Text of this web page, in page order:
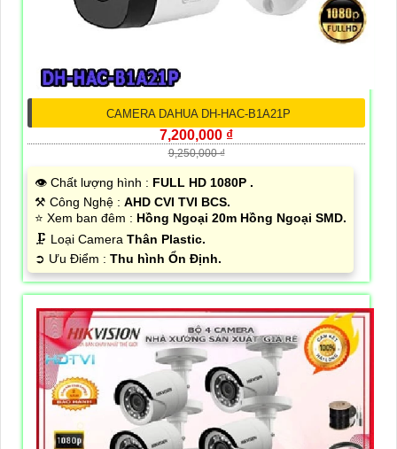
CAMERA DAHUA DH-HAC-B1A21P
7,200,000 ₫
9,250,000 ₫
👁 Chất lượng hình : FULL HD 1080P .
⚒ Công Nghệ : AHD CVI TVI BCS.
⭐ Xem ban đêm : Hồng Ngoại 20m Hồng Ngoại SMD.
🗜️ Loại Camera Thân Plastic.
️➲ Ưu Điểm : Thu hình Ổn Định.